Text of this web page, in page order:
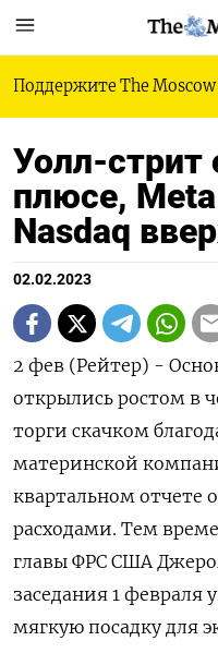
Поддержите The
Уолл-стрит
плюсе,
Nasdaq
02.02.2023
2 фев (Рейтер) -
открылись ростом в
торги скачком
материнской
квартальном отчете
расходами. Тем
главы ФРС США
заседания 1 февраля
мягкую посадку для